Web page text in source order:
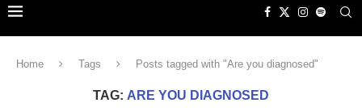
Home Tags Posts tagged with "Are you diagnosed"
TAG: ARE YOU DIAGNOSED